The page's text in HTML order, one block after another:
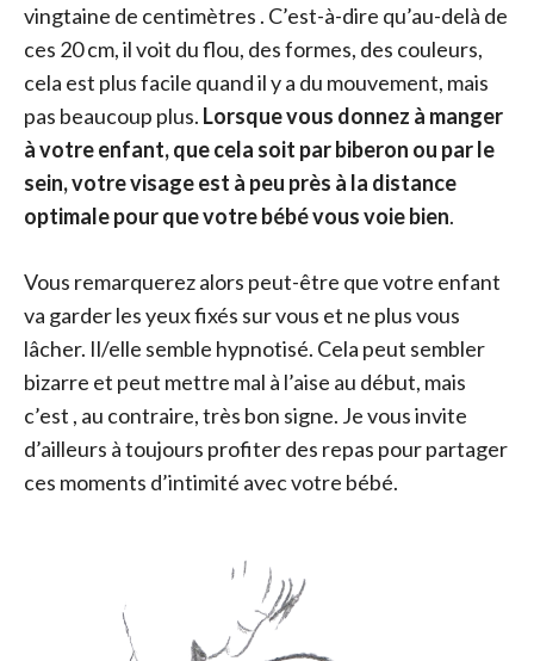
vingtaine de centimètres . C’est-à-dire qu’au-delà de
ces 20 cm, il voit du flou, des formes, des couleurs,
cela est plus facile quand il y a du mouvement, mais
pas beaucoup plus. Lorsque vous donnez à manger
à votre enfant, que cela soit par biberon ou par le
sein, votre visage est à peu près à la distance
optimale pour que votre bébé vous voie bien.
Vous remarquerez alors peut-être que votre enfant
va garder les yeux fixés sur vous et ne plus vous
lâcher. Il/elle semble hypnotisé. Cela peut sembler
bizarre et peut mettre mal à l’aise au début, mais
c’est , au contraire, très bon signe. Je vous invite
d’ailleurs à toujours profiter des repas pour partager
ces moments d’intimité avec votre bébé.